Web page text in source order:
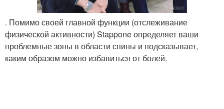
. Помимо своей главной функции (отслеживание
физической активности) Stappone определяет ваши
проблемные зоны в области спины и подсказывает,
каким образом можно избавиться от болей.